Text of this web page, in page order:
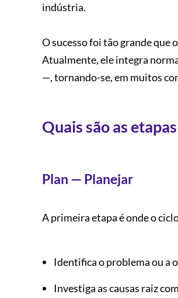
indústria.
O sucesso foi tão grande que
Atualmente, ele integra
—, tornando-se, em muitos
Quais são as
Plan — Planejar
A primeira etapa é onde o
Identifica o problema ou a
Investiga as causas raiz